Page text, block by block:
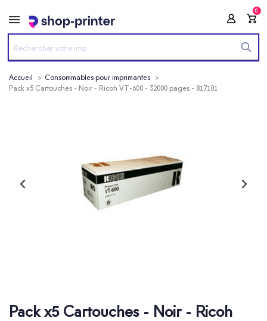
0
Accueil
Consommables pour imprimantes
Pack x5 Cartouches - Noir - Ricoh VT-600 - 32000 pages - 817101
Pack x5 Cartouches - Noir - Ricoh